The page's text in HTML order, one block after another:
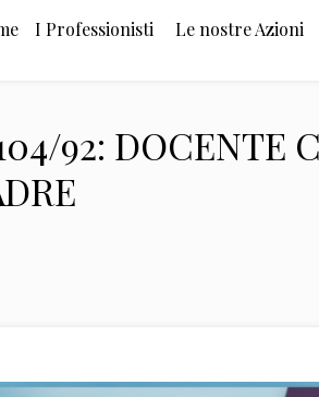
I Professionisti Le nostre Azioni
92: DOCENTE